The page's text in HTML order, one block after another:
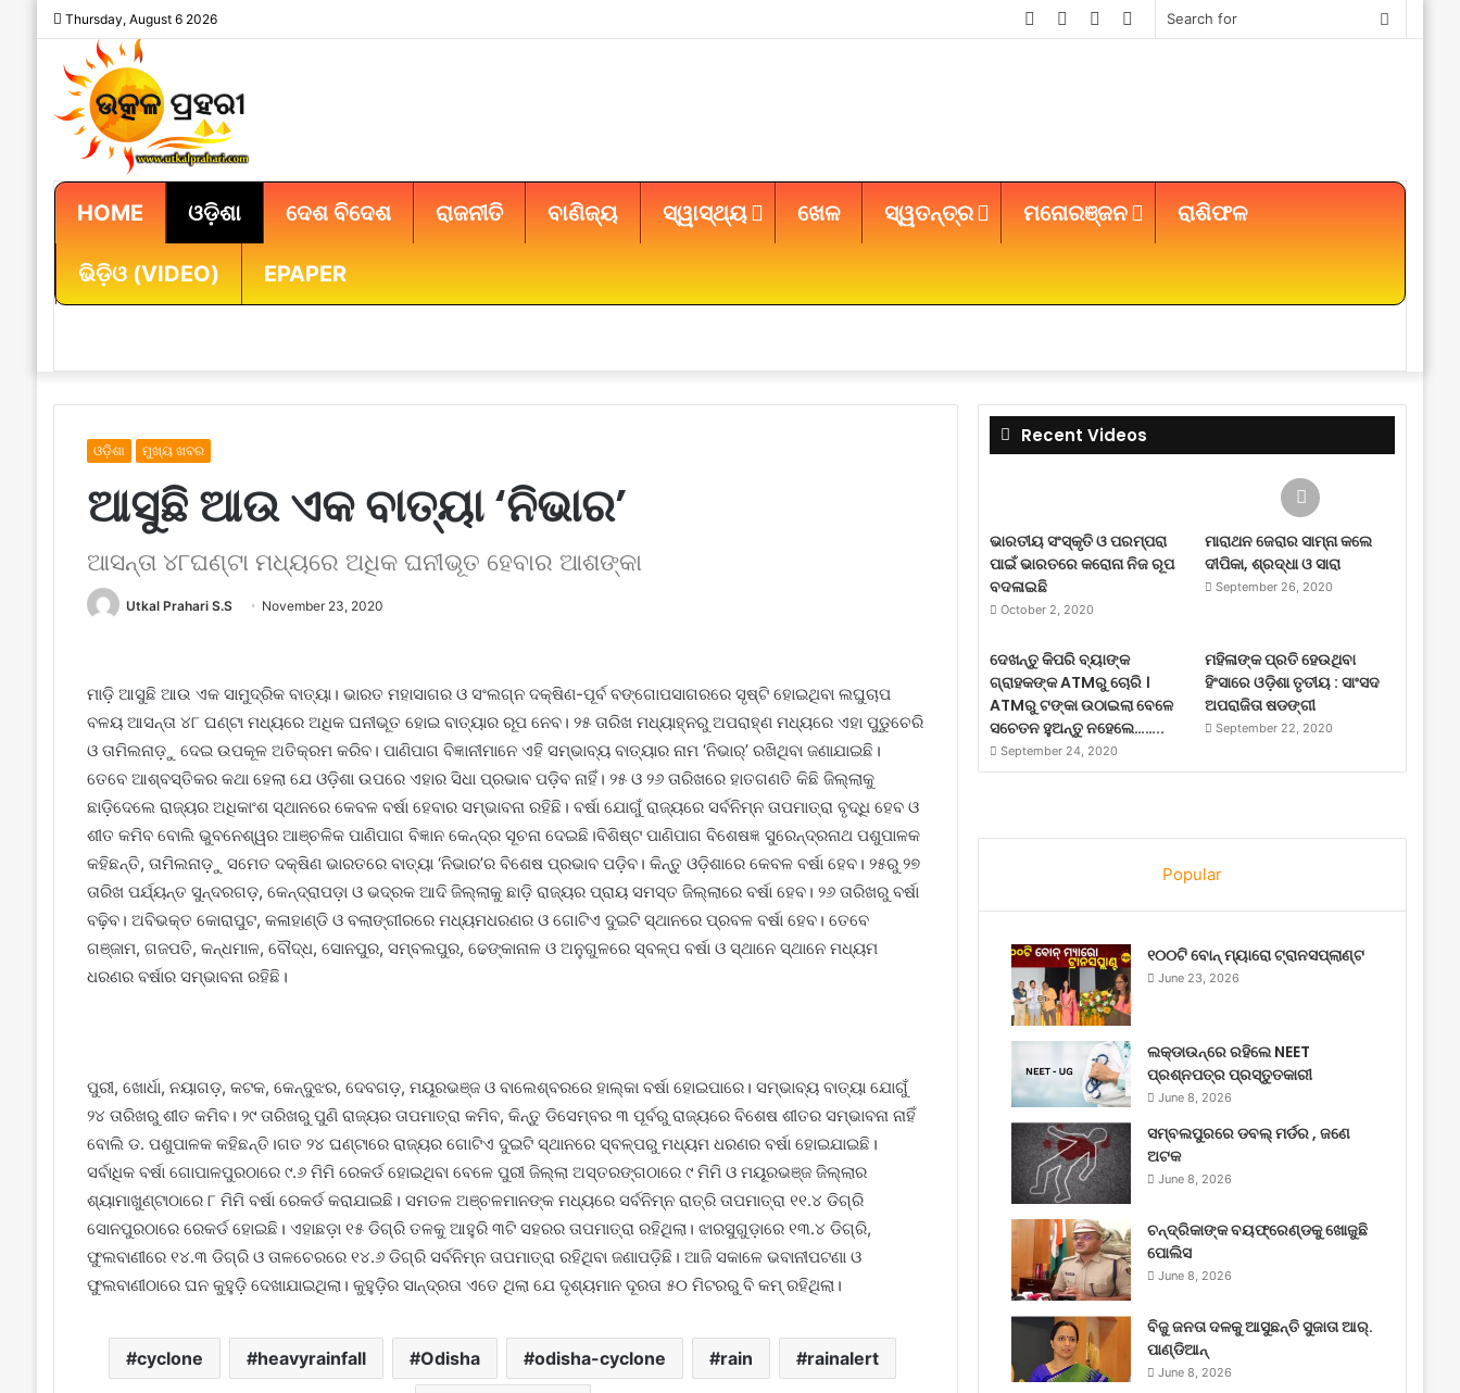
Thursday, August 6 2026
Search
Instagram
YouTube
Twitter
Facebook
HOME ଓଡ଼ିଶା ଦେଶ ବିଦେଶ ରାଜନୀତି ବାଣିଜ୍ୟ ସ୍ୱାସ୍ଥ୍ୟ ଖେଳ ସ୍ୱତନ୍ତ୍ର ମନୋରଞ୍ଜନ ରାଶିଫଳ
ଭିଡ଼ିଓ (VIDEO) EPAPER
ଓଡ଼ିଶା ମୁଖ୍ୟ ଖବର
ଆସୁଛି ଆଉ ଏକ ବାତ୍ୟା ‘ନିଭାର’
ଆସନ୍ତା ୪୮ଘଣ୍ଟା ମଧ୍ୟରେ ଅଧିକ ଘନୀଭୂତ ହେବାର ଆଶଙ୍କା
Utkal Prahari S.S November 23, 2020
ମାଡ଼ି ଆସୁଛି ଆଉ ଏକ ସାମୁଦ୍ରିକ ବାତ୍ୟା। ଭାରତ ମହାସାଗର ଓ ସଂଲଗ୍ନ ଦକ୍ଷିଣ-ପୂର୍ବ ବଙ୍ଗୋପସାଗରରେ ସୃଷ୍ଟି ହୋଇଥିବା ଲଘୁଚାପ
ବଳୟ ଆସନ୍ତା ୪୮ ଘଣ୍ଟା ମଧ୍ୟରେ ଅଧିକ ଘନୀଭୂତ ହୋଇ ବାତ୍ୟାର ରୂପ ନେବ। ୨୫ ତାରିଖ ମଧ୍ୟାହ୍ନରୁ ଅପରାହ୍‌ଣ ମଧ୍ୟରେ ଏହା ପୁଡୁଚେରି
ଓ ତାମିଲନାଡ଼ୁ ଦେଇ ଉପକୂଳ ଅତିକ୍ରମ କରିବ। ପାଣିପାଗ ବିଜ୍ଞାନୀମାନେ ଏହି ସମ୍ଭାବ୍ୟ ବାତ୍ୟାର ନାମ ‘ନିଭାର୍‌’ ରଖିଥିବା ଜଣାଯାଇଛି।
ତେବେ ଆଶ୍ବସ୍ତିକର କଥା ହେଲା ଯେ ଓଡ଼ିଶା ଉପ‌ରେ ଏହାର ସିଧା ପ୍ରଭାବ ପଡ଼ିବ ନାହିଁ। ୨୫ ଓ ୨୬ ତାରିଖ‌ରେ ହାତଗଣତି କିଛି ଜିଲ୍ଲାକୁ
ଛାଡ଼ିଦେଲେ ରାଜ୍ୟର ଅଧିକାଂଶ ସ୍ଥାନରେ କେବଳ ବର୍ଷା ହେବାର ସମ୍ଭାବନା ରହିଛି। ବର୍ଷା ଯୋଗୁଁ ରାଜ୍ୟ‌ରେ ସର୍ବନିମ୍ନ ତାପମାତ୍ରା ବୃଦ୍ଧି ହେବ ଓ
ଶୀତ କମିବ ବୋଲି ଭୁବନେଶ୍ୱର ଆଞ୍ଚଳିକ ପାଣିପାଗ ବିଜ୍ଞାନ କେନ୍ଦ୍ର ସୂଚନା ଦେଇଛି।‌ବିଶିଷ୍ଟ ପାଣିପାଗ ବିଶେଷଜ୍ଞ ସୁରେନ୍ଦ୍ରନାଥ ପଶୁପାଳକ
କହିଛନ୍ତି, ତାମିଲନାଡ଼ୁ ସମେତ ଦକ୍ଷିଣ ଭାରତରେ ବାତ୍ୟା ‘ନିଭାର’ର ବିଶେଷ ପ୍ରଭାବ ପଡ଼ିବ। କିନ୍ତୁ ଓଡ଼ିଶାରେ କେବଳ ବର୍ଷା ହେବ। ୨୫ରୁ ୨୭
ତାରିଖ ପର୍ଯ୍ୟନ୍ତ ସୁନ୍ଦରଗଡ଼, କେନ୍ଦ୍ରାପଡ଼ା ଓ ଭଦ୍ରକ ଆଦି ଜିଲ୍ଲାକୁ ଛାଡ଼ି ରାଜ୍ୟର ପ୍ରାୟ ସମସ୍ତ ଜିଲ୍ଲା‌‌‌‌‌ରେ ବର୍ଷା ହେବ। ୨୬ ତାରିଖରୁ ବର୍ଷା
ବଢ଼ିବ। ଅବିଭକ୍ତ କୋରାପୁଟ, କଳାହାଣ୍ଡି ଓ ବଲାଙ୍ଗୀରରେ ମଧ୍ୟମଧରଣର ଓ ଗୋଟିଏ ଦୁଇଟି ସ୍ଥାନରେ ପ୍ରବଳ ବର୍ଷା ହେବ। ତେବେ
ଗଞ୍ଜ‌ାମ, ଗଜପତି, କନ୍ଧମାଳ, ବୌଦ୍ଧ, ସୋନପୁର, ସମ୍ବଲପୁର, ଢେଙ୍କାନାଳ ଓ ଅନୁଗୁଳରେ ସ୍ବଳ୍ପ ବର୍ଷା ଓ ସ୍ଥାନେ ସ୍ଥାନେ ମଧ୍ୟମ
ଧରଣର ବର୍ଷାର ସମ୍ଭାବନା ରହିଛି।
ପୁରୀ, ଖୋର୍ଧା, ନୟାଗଡ଼, କଟକ, କେନ୍ଦୁଝର, ଦେବଗଡ଼, ମୟୂରଭଞ୍ଜ ଓ ବାଲେଶ୍ବରରେ ହାଲ୍‌କା ବର୍ଷା ହୋଇପାରେ। ସମ୍ଭାବ୍ୟ ବାତ୍ୟା ଯୋଗୁଁ
୨୪ ତାରିଖରୁ ଶୀତ କମିବ। ୨୯ ତାରିଖରୁ ପୁଣି ରାଜ୍ୟର ତାପମାତ୍ରା କମିବ, କିନ୍ତୁ ଡିସେମ୍ବର ୩ ପୂର୍ବରୁ ରାଜ୍ୟରେ ବିଶେଷ ଶୀତର ସମ୍ଭାବନା ନାହିଁ
ବୋଲି ଡ. ପଶୁପାଳକ କହିଛନ୍ତି।ଗତ ୨୪ ଘଣ୍ଟାରେ ରାଜ୍ୟର ଗୋଟିଏ ଦୁଇଟି ସ୍ଥାନରେ ସ୍ବଳ୍ପରୁ ମଧ୍ୟମ ଧରଣର ବର୍ଷା ହୋଇଯାଇଛି।
ସର୍ବାଧିକ ବର୍ଷା ଗୋପାଳପୁରଠାରେ ୯.୬ ମିମି ରେକର୍ଡ ହୋଇଥିବା ବେଳେ ପୁରୀ ଜିଲ୍ଲା ଅସ୍ତରଙ୍ଗଠାରେ ୯ ମିମି ଓ ମୟୂରଭଞ୍ଜ ଜିଲ୍ଲାର
ଶ୍ୟାମାଖୁଣ୍ଟାଠାରେ ୮ ମିମି ବର୍ଷା ରେକର୍ଡ କରାଯାଇଛି। ସମତଳ ଅଞ୍ଚଳମାନଙ୍କ ମଧ୍ୟରେ ସର୍ବନିମ୍ନ ରାତ୍ରି ତାପମାତ୍ରା ୧୧.୪ ଡିଗ୍ରି
ସୋନପୁରଠାରେ ରେକର୍ଡ ହୋଇଛି। ଏହାଛଡ଼ା ୧୫ ଡିଗ୍ରି ତଳକୁ ଆହୁରି ୩ଟି ସହରର ତାପମାତ୍ରା ରହିଥିଲା। ଝାରସୁଗୁଡ଼ାରେ ୧୩.୪ ଡିଗ୍ରି,
ଫୁଲବାଣୀରେ ୧୪.୩ ଡିଗ୍ରି ଓ ତାଳ‌ଚେରରେ ୧୪.୬ ଡିଗ୍ରି ସର୍ବନିମ୍ନ ତାପମାତ୍ରା ରହିଥିବା ଜଣାପଡ଼ିଛି। ଆଜି ସକାଳେ ଭବାନୀପଟଣା ଓ
ଫୁଲବାଣୀଠାରେ ଘନ କୁହୁଡ଼ି ଦେଖାଯାଇଥିଲା। କୁହୁଡ଼ିର ସାନ୍ଦ୍ରତା ଏତେ ଥିଲା ଯେ ଦୃଶ୍ୟମାନ ଦୂରତା ୫୦ ମିଟରରୁ ବି କମ୍‌ ରହିଥିଲା।
cyclone heavyrainfall Odisha odisha-cyclone rain rainalert
Recent Videos
ଭାରତୀୟ ସଂସ୍କୃତି ଓ ପରମ୍ପରା
ପାଇଁ ଭାରତରେ କରୋନା ନିଜ ରୂପ
ବଦଳାଇଛି
October 2, 2020
ମାରାଥନ ଜେରାର ସାମ୍ନା କଲେ
ଦୀପିକା, ଶ୍ରଦ୍ଧା ଓ ସାରା
September 26, 2020
ଦେଖନ୍ତୁ କିପରି ବ୍ୟାଙ୍କ
ଗ୍ରାହକଙ୍କ ATMରୁ ଚୋରି ।
ATMରୁ ଟଙ୍କା ଉଠାଇଲା ବେଳେ
ସଚେତନ ହୁଅନ୍ତୁ ନହେଲେ……..
September 24, 2020
ମହିଳାଙ୍କ ପ୍ରତି ହେଉଥିବା
ହିଂସାରେ ଓଡ଼ିଶା ତୃତୀୟ : ସାଂସଦ
ଅପରାଜିତା ଷଡଙ୍ଗୀ
September 22, 2020
Popular
୧୦୦ଟି ବୋନ୍ ମ୍ୟାରୋ ଟ୍ରାନସପ୍ଲାଣ୍ଟ
June 23, 2026
ଲକ୍‌ଡାଉନ୍‌ରେ ରହିଲେ NEET
ପ୍ରଶ୍ନପତ୍ର ପ୍ରସ୍ତୁତକାରୀ
June 8, 2026
ସମ୍ବଲପୁରରେ ଡବଲ୍ ମର୍ଡର , ଜଣେ
ଅଟକ
June 8, 2026
ଚନ୍ଦ୍ରିକାଙ୍କ ବୟଫ୍ରେଣ୍ଡକୁ ଖୋଜୁଛି
ପୋଲିସ
June 8, 2026
ବିଜୁ ଜନତା ଦଳକୁ ଆସୁଛନ୍ତି ସୁଜାତା ଆର୍‌.
ପାଣ୍ଡିଆନ୍
June 8, 2026